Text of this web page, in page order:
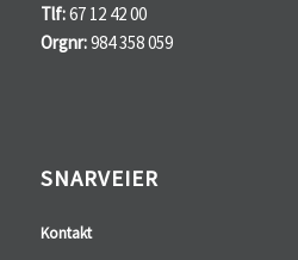
Tlf:67 12 42 00
Orgnr:984 358 059
SNARVEIER
Kontakt